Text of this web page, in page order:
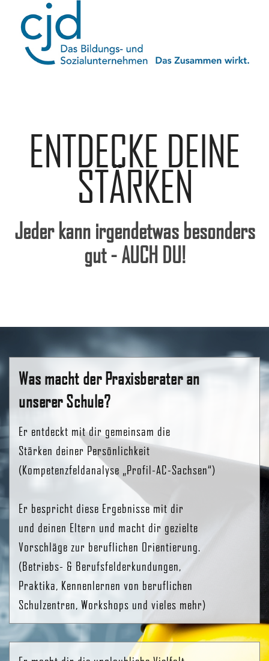
ENTDECKE DEINE
STÄRKEN
Jeder kann irgendetwas besonders
gut - AUCH DU!
Was macht der Praxisberater an
unserer Schule?
Er entdeckt mit dir gemeinsam die
Stärken deiner Persönlichkeit
(Kompetenzfeldanalyse „Profil-AC-Sachsen“)
Er bespricht diese Ergebnisse mit dir
und deinen Eltern und macht dir gezielte
Vorschläge zur beruflichen Orientierung.
(Betriebs- & Berufsfelderkundungen,
Praktika, Kennenlernen von beruflichen
Schulzentren, Workshops und vieles mehr)